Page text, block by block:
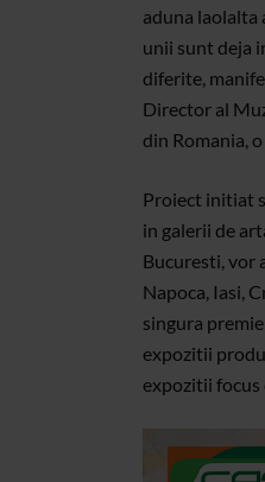
aduna laolalta
unii sunt deja
diferite,
Director al
din Romania,
Proiect initiat
in galerii de
Bucuresti, vor
Napoca, Iasi,
singura
expozitii
expozitii focus